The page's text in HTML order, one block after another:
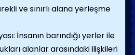
ve sınırlı alana yerleşme
İnsanın barındığı yerler ile
alanlar arasındaki ilişkileri